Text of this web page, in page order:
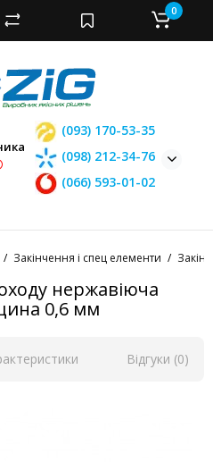
(093) 170-53-35
(098) 212-34-76
(066) 593-01-02
0
Закінчення і спец елементи
нержавіюча
0,6 мм
Відгуки (0)